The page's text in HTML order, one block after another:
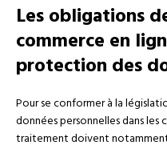
Les obligations
commerce en
protection des
Pour se conformer à la
données personnelles dans les
traitement doivent